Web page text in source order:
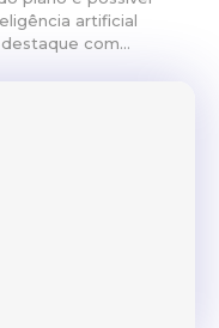
artificial
com...